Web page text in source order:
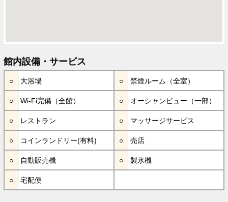
館内設備・サービス
大浴場 禁煙ルーム（全室）
Wi-Fi完備（全館） オーシャンビュー（一部）
レストラン マッサージサービス
コインランドリー(有料) 売店
自動販売機 製氷機
宅配便